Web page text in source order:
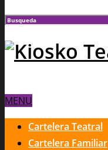
MENU
Cartelera Teatral
Cartelera Familiar